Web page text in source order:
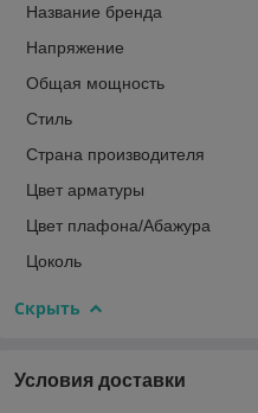
Название бренда
Напряжение
Общая мощность
Стиль
Страна производителя
Цвет арматуры
Цвет плафона/Абажура
Цоколь
Скрыть
Условия доставки